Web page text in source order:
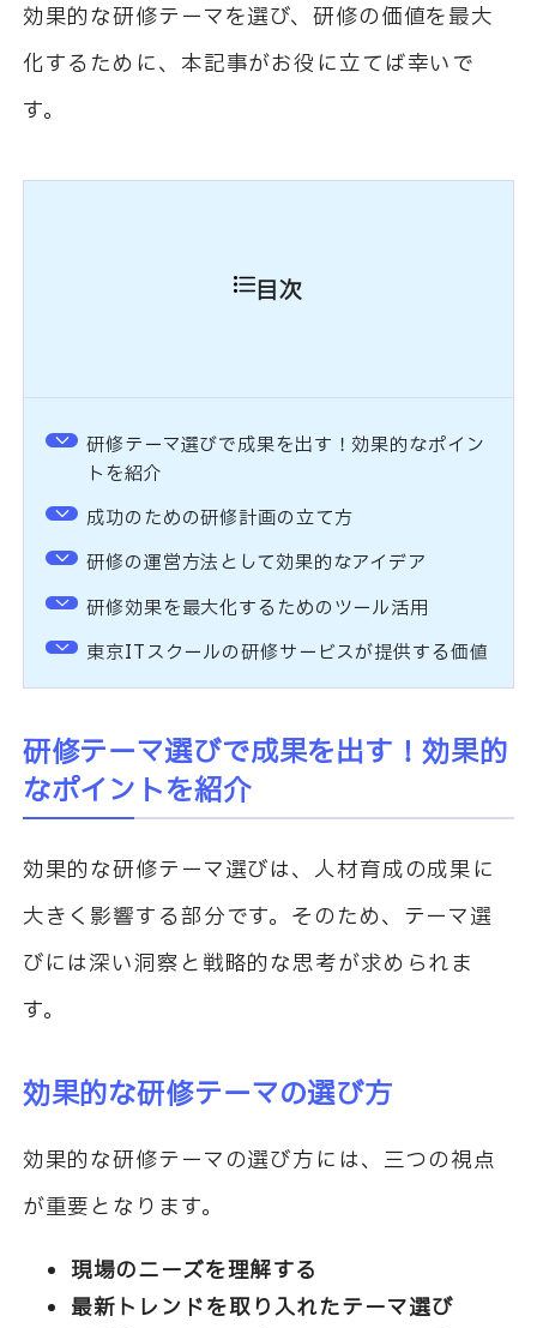
効果的な研修テーマを選び、研修の価値を最大
化するために、本記事がお役に立てば幸いで
す。
目次
研修テーマ選びで成果を出す！効果的なポイン
トを紹介
成功のための研修計画の立て方
研修の運営方法として効果的なアイデア
研修効果を最大化するためのツール活用
東京ITスクールの研修サービスが提供する価値
研修テーマ選びで成果を出す！効果的
なポイントを紹介
効果的な研修テーマ選びは、人材育成の成果に
大きく影響する部分です。そのため、テーマ選
びには深い洞察と戦略的な思考が求められま
す。
効果的な研修テーマの選び方
効果的な研修テーマの選び方には、三つの視点
が重要となります。
現場のニーズを理解する
最新トレンドを取り入れたテーマ選び